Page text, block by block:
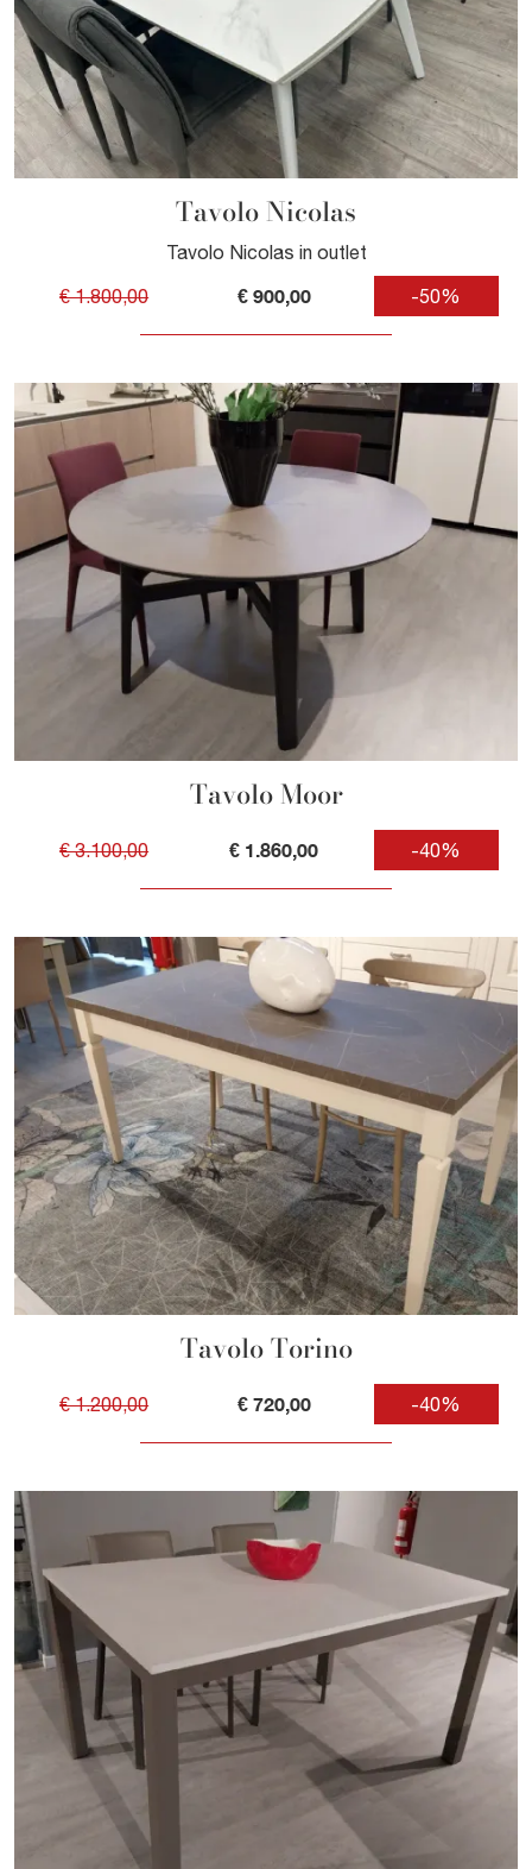
Tavolo Nicolas
Tavolo Nicolas in outlet
€ 1.800,00 € 900,00 -50%
Tavolo Moor
€ 3.100,00 € 1.860,00 -40%
Tavolo Torino
€ 1.200,00 € 720,00 -40%